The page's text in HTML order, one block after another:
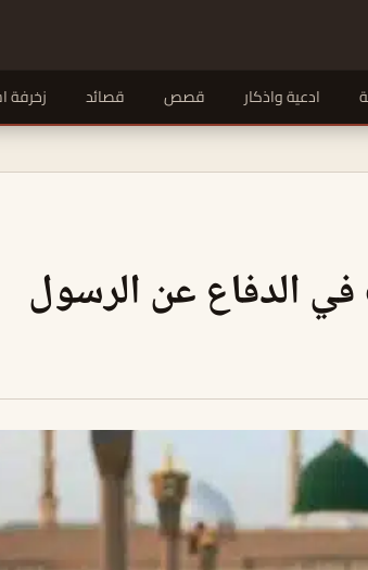
ادعية واذكار قصص قصائد زخرفة
الدفاع عن الرسول